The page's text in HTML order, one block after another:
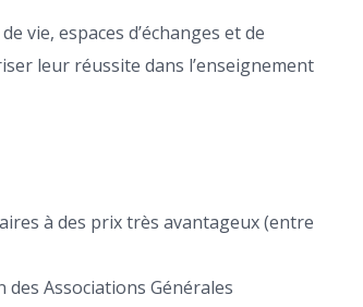
vie, espaces d’échanges et de
leur réussite dans l’enseignement
à des prix très avantageux (entre
Associations Générales